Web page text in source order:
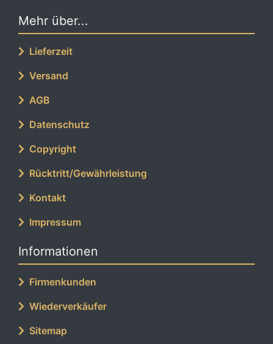
Mehr über...
Lieferzeit
Versand
AGB
Datenschutz
Copyright
Rücktritt/Gewährleistung
Kontakt
Impressum
Informationen
Firmenkunden
Wiederverkäufer
Sitemap